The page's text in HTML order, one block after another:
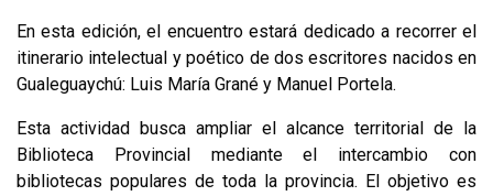
En esta edición, el encuentro estará dedicado a recorrer el
itinerario intelectual y poético de dos escritores nacidos en
Gualeguaychú: Luis María Grané y Manuel Portela.
Esta actividad busca ampliar el alcance territorial de la
Biblioteca Provincial mediante el intercambio con
bibliotecas populares de toda la provincia. El objetivo es